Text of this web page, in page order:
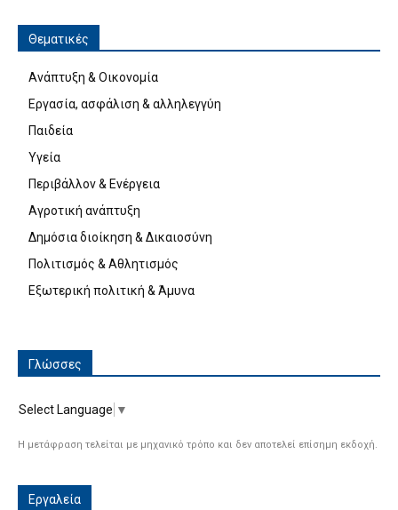
Θεματικές
Ανάπτυξη & Οικονομία
Εργασία, ασφάλιση & αλληλεγγύη
Παιδεία
Υγεία
Περιβάλλον & Ενέργεια
Αγροτική ανάπτυξη
Δημόσια διοίκηση & Δικαιοσύνη
Πολιτισμός & Αθλητισμός
Εξωτερική πολιτική & Άμυνα
Γλώσσες
Select Language ▼
Η μετάφραση τελείται με μηχανικό τρόπο και δεν αποτελεί επίσημη εκδοχή.
Εργαλεία